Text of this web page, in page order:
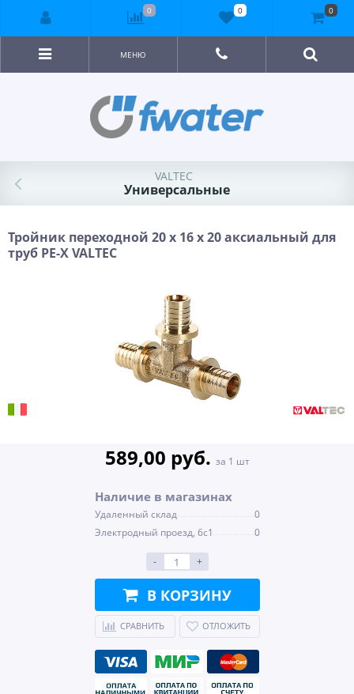
МЕНЮ
VALTEC
Универсальные
Тройник переходной 20 x 16 x 20 аксиальный для
труб PE-X VALTEC
589,00 руб. за 1 шт
Наличие в магазинах
Удаленный склад
0
Электродный проезд, 6с1
0
- +
В КОРЗИНУ
СРАВНИТЬ ОТЛОЖИТЬ
0 0 0